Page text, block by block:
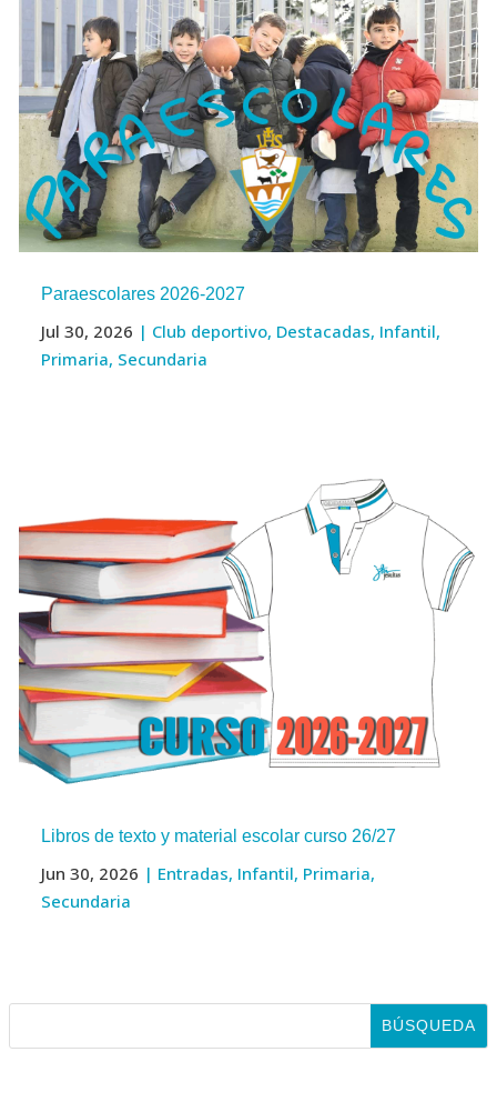
Paraescolares 2026-2027
Jul 30, 2026 | Club deportivo, Destacadas, Infantil,
Primaria, Secundaria
Libros de texto y material escolar curso 26/27
Jun 30, 2026 | Entradas, Infantil, Primaria,
Secundaria